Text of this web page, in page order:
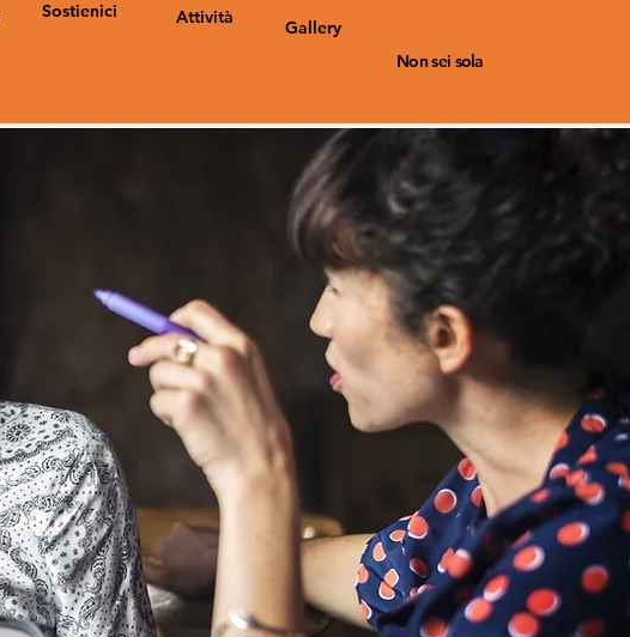
Sostienici Attività
Gallery
Non sei sola